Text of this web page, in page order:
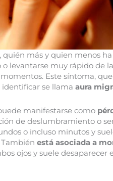
quién más y quien menos
o levantarse muy rápido de
Este síntoma,
se llama aura
manifestarse como
de deslumbramiento o
o incluso minutos y
está asociada a
ojos y suele desaparecer